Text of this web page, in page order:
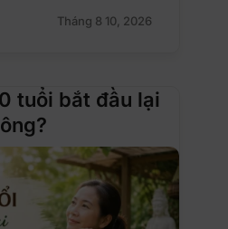
Tháng 8 10, 2026
tuổi bắt đầu lại